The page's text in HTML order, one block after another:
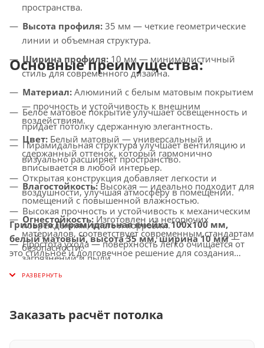
пространства.
Высота профиля: 35 мм — четкие геометрические
линии и объемная структура.
Ширина профиля: 10 мм — минималистичный
стиль для современного дизайна.
Материал: Алюминий с белым матовым покрытием
— прочность и устойчивость к внешним
воздействиям.
Цвет: Белый матовый — универсальный и
сдержанный оттенок, который гармонично
вписывается в любой интерьер.
Влагостойкость:Высокая — идеально подходит для
помещений с повышенной влажностью.
Огнестойкость: Изготовлен из негорючих
материалов, соответствует современным стандартам
безопасности.
интегрируется с LED-светильниками и другими
Основные преимущества:
Белое матовое покрытие улучшает освещенность и
придает потолку сдержанную элегантность.
Пирамидальная структура улучшает вентиляцию и
визуально расширяет пространство.
Открытая конструкция добавляет легкости и
воздушности, улучшая атмосферу в помещении.
Высокая прочность и устойчивость к механическим
повреждениям, влаге и коррозии.
Простота ухода — поверхность легко очищается от
загрязнений и пыли.
Универсальное применение — идеально подходит
Грильято Пирамидальная ячейка 100х100 мм,
белый матовый, высота 35 мм, ширина 10 мм—
это стильное и долговечное решение для создания
вашему интерьеру современный и элегантный вид.
Заказать расчёт потолка